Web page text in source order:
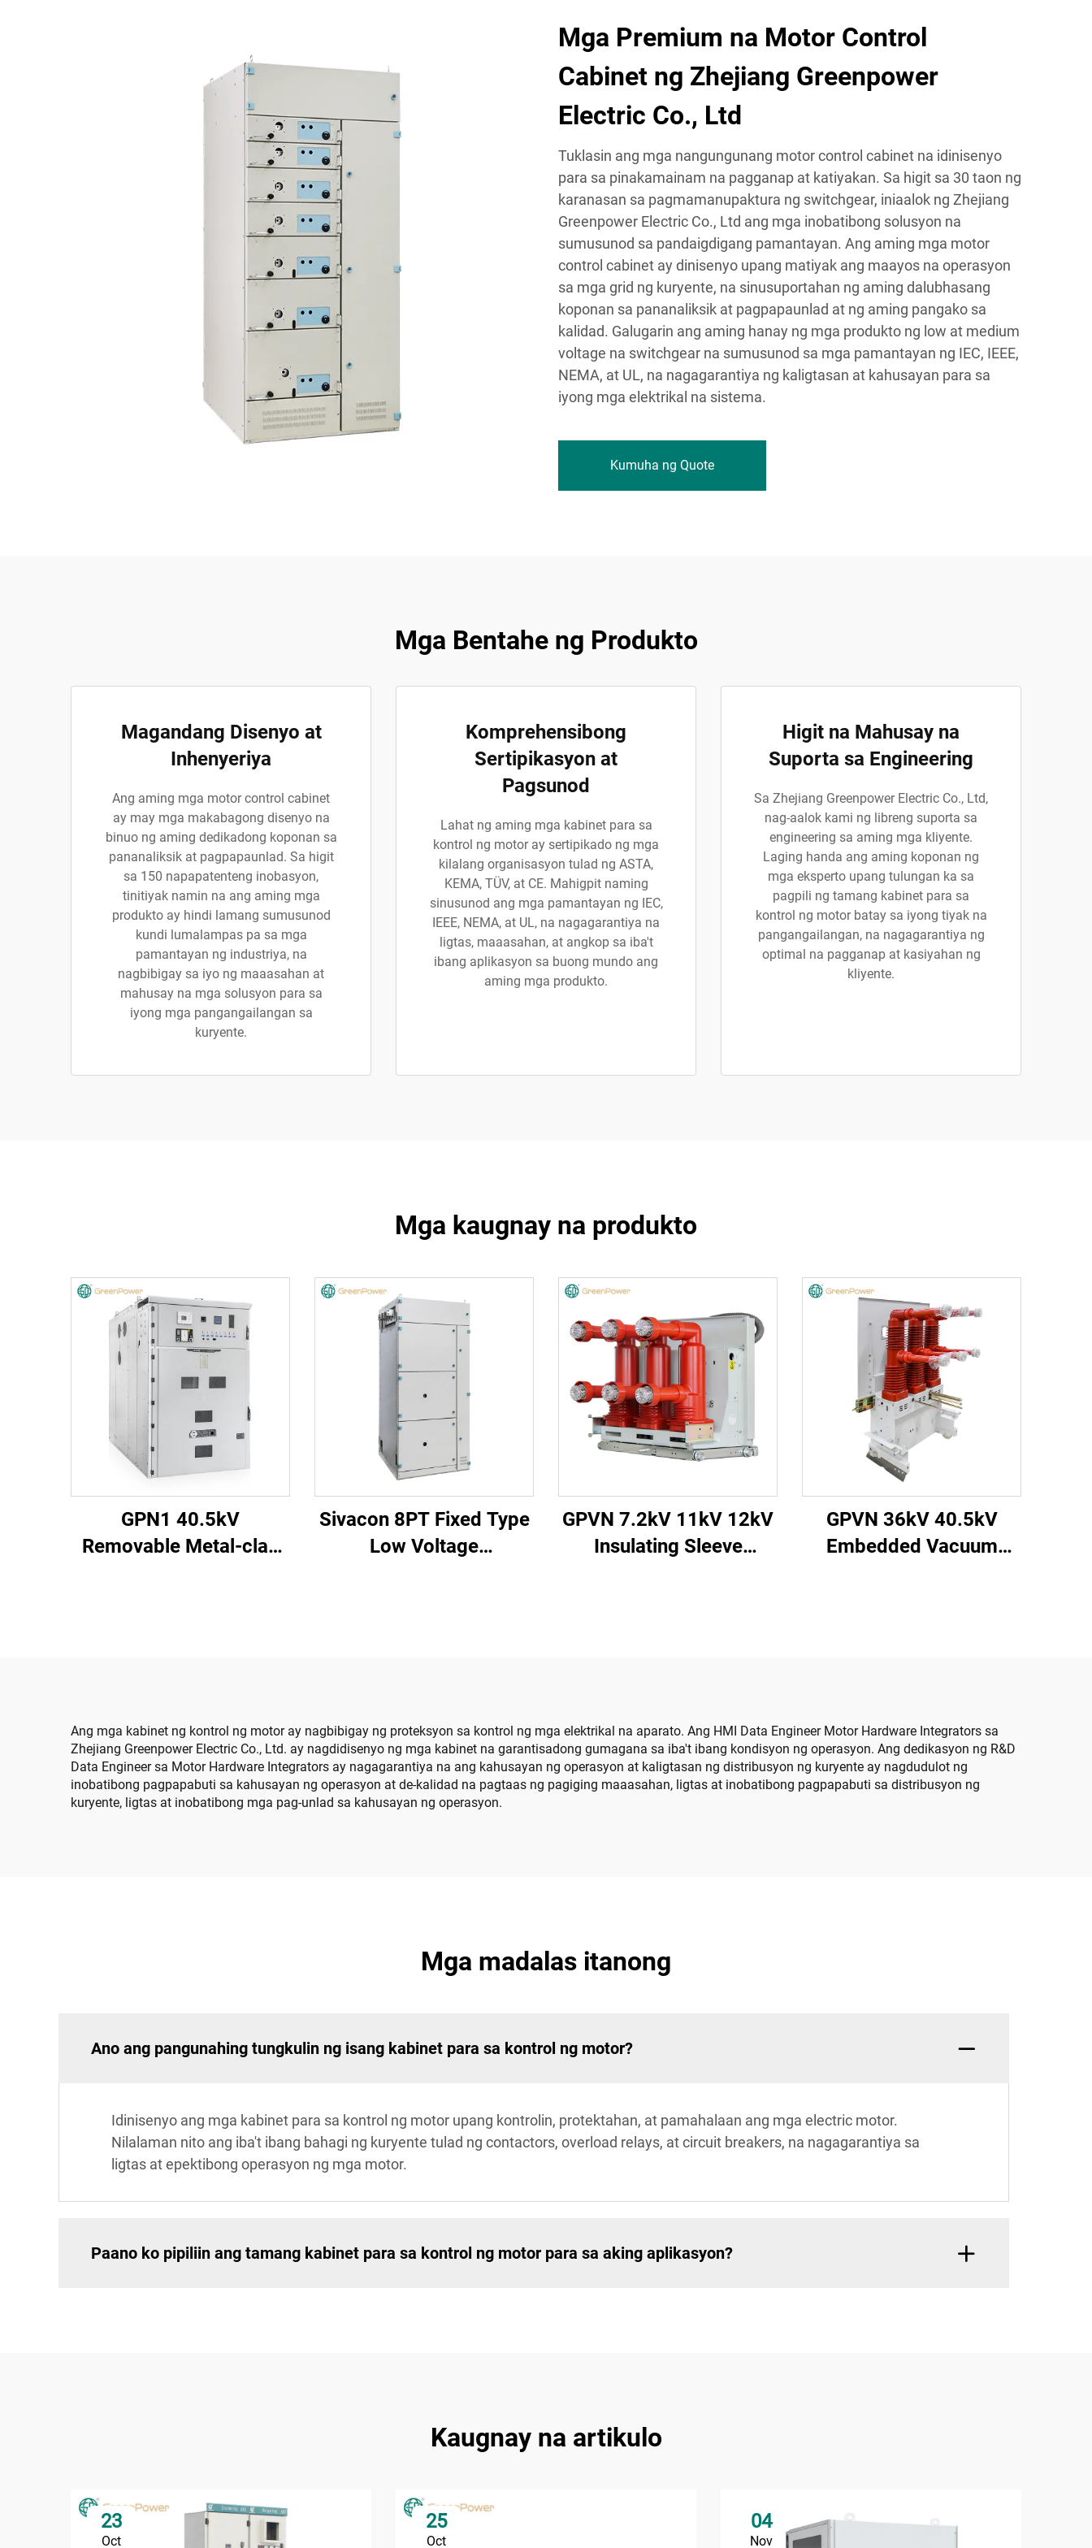
Mga Premium na Motor Control
Cabinet ng Zhejiang Greenpower
Electric Co., Ltd
Tuklasin ang mga nangungunang motor control cabinet na idinisenyo
para sa pinakamainam na pagganap at katiyakan. Sa higit sa 30 taon ng
karanasan sa pagmamanupaktura ng switchgear, iniaalok ng Zhejiang
Greenpower Electric Co., Ltd ang mga inobatibong solusyon na
sumusunod sa pandaigdigang pamantayan. Ang aming mga motor
control cabinet ay dinisenyo upang matiyak ang maayos na operasyon
sa mga grid ng kuryente, na sinusuportahan ng aming dalubhasang
koponan sa pananaliksik at pagpapaunlad at ng aming pangako sa
kalidad. Galugarin ang aming hanay ng mga produkto ng low at medium
voltage na switchgear na sumusunod sa mga pamantayan ng IEC, IEEE,
NEMA, at UL, na nagagarantiya ng kaligtasan at kahusayan para sa
iyong mga elektrikal na sistema.
Kumuha ng Quote
Mga Bentahe ng Produkto
Magandang Disenyo at
Inhenyeriya
Ang aming mga motor control cabinet
ay may mga makabagong disenyo na
binuo ng aming dedikadong koponan sa
pananaliksik at pagpapaunlad. Sa higit
sa 150 napapatenteng inobasyon,
tinitiyak namin na ang aming mga
produkto ay hindi lamang sumusunod
kundi lumalampas pa sa mga
pamantayan ng industriya, na
nagbibigay sa iyo ng maaasahan at
mahusay na mga solusyon para sa
iyong mga pangangailangan sa
kuryente.
Komprehensibong
Sertipikasyon at
Pagsunod
Lahat ng aming mga kabinet para sa
kontrol ng motor ay sertipikado ng mga
kilalang organisasyon tulad ng ASTA,
KEMA, TÜV, at CE. Mahigpit naming
sinusunod ang mga pamantayan ng IEC,
IEEE, NEMA, at UL, na nagagarantiya na
ligtas, maaasahan, at angkop sa iba't
ibang aplikasyon sa buong mundo ang
aming mga produkto.
Higit na Mahusay na
Suporta sa Engineering
Sa Zhejiang Greenpower Electric Co., Ltd,
nag-aalok kami ng libreng suporta sa
engineering sa aming mga kliyente.
Laging handa ang aming koponan ng
mga eksperto upang tulungan ka sa
pagpili ng tamang kabinet para sa
kontrol ng motor batay sa iyong tiyak na
pangangailangan, na nagagarantiya ng
optimal na pagganap at kasiyahan ng
kliyente.
Mga kaugnay na produkto
GPN1 40.5kV
Removable Metal-clad
Sivacon 8PT Fixed Type
Low Voltage
GPVN 7.2kV 11kV 12kV
Insulating Sleeve
GPVN 36kV 40.5kV
Embedded Vacuum
Ang mga kabinet ng kontrol ng motor ay nagbibigay ng proteksyon sa kontrol ng mga elektrikal na aparato. Ang HMI Data Engineer Motor Hardware Integrators sa
Zhejiang Greenpower Electric Co., Ltd. ay nagdidisenyo ng mga kabinet na garantisadong gumagana sa iba't ibang kondisyon ng operasyon. Ang dedikasyon ng R&D
Data Engineer sa Motor Hardware Integrators ay nagagarantiya na ang kahusayan ng operasyon at kaligtasan ng distribusyon ng kuryente ay nagdudulot ng
inobatibong pagpapabuti sa kahusayan ng operasyon at de-kalidad na pagtaas ng pagiging maaasahan, ligtas at inobatibong pagpapabuti sa distribusyon ng
kuryente, ligtas at inobatibong mga pag-unlad sa kahusayan ng operasyon.
Mga madalas itanong
Ano ang pangunahing tungkulin ng isang kabinet para sa kontrol ng motor?
Idinisenyo ang mga kabinet para sa kontrol ng motor upang kontrolin, protektahan, at pamahalaan ang mga electric motor.
Nilalaman nito ang iba't ibang bahagi ng kuryente tulad ng contactors, overload relays, at circuit breakers, na nagagarantiya sa
ligtas at epektibong operasyon ng mga motor.
Paano ko pipiliin ang tamang kabinet para sa kontrol ng motor para sa aking aplikasyon?
Kaugnay na artikulo
23
Oct
25
Oct
04
Nov